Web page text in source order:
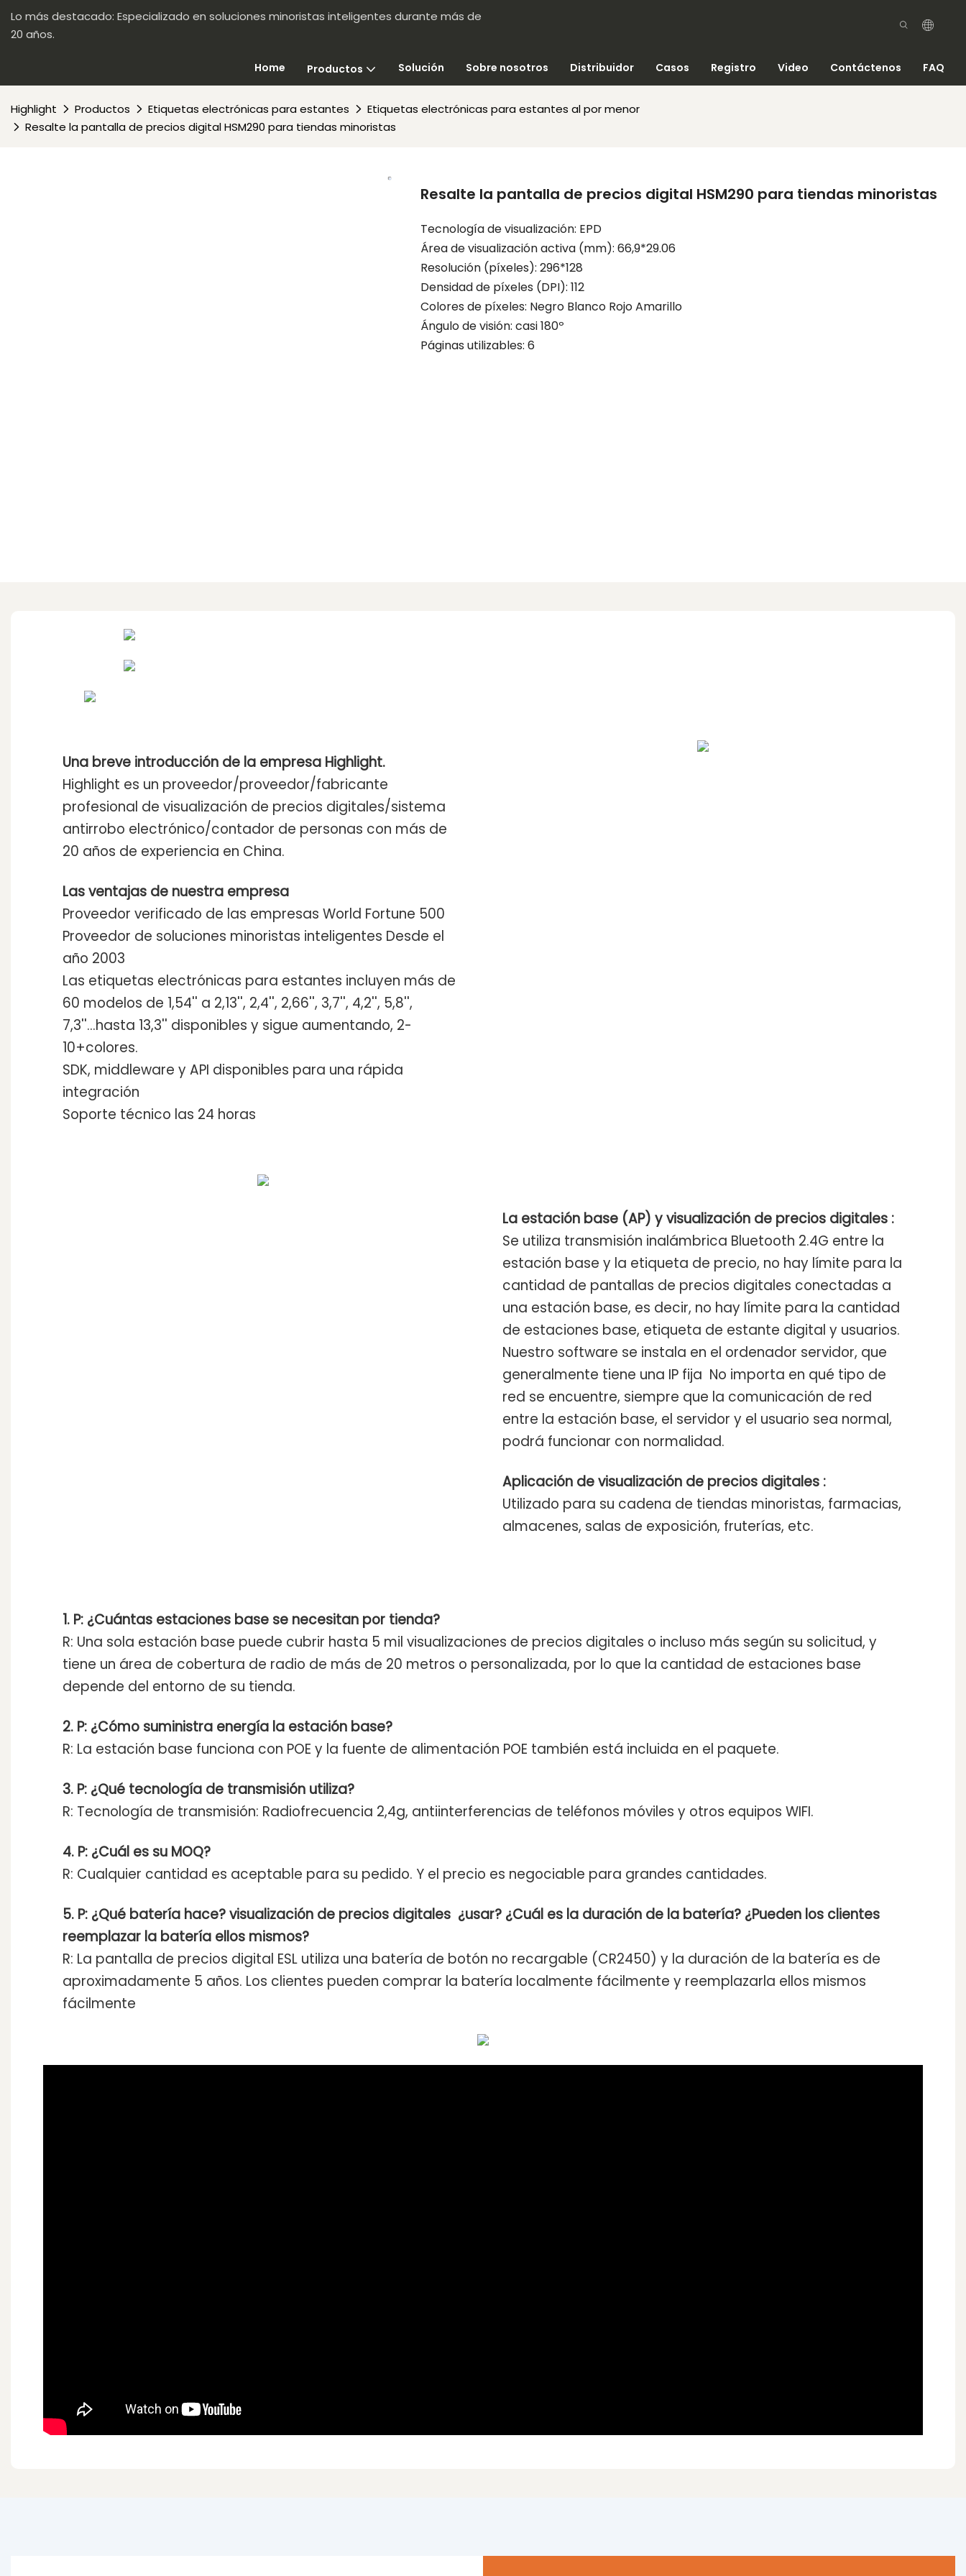
Lo más destacado: Especializado en soluciones minoristas inteligentes durante más de
20 años.
Home Productos Solución Sobre nosotros Distribuidor Casos Registro Video Contáctenos FAQ
Highlight Productos Etiquetas electrónicas para estantes
Etiquetas electrónicas para estantes al por menor
Resalte la pantalla de precios digital HSM290 para tiendas minoristas
Resalte la pantalla de precios digital HSM290 para tiendas minoristas
Tecnología de visualización: EPD
Área de visualización activa (mm): 66,9*29.06
Resolución (píxeles): 296*128
Densidad de píxeles (DPI): 112
Colores de píxeles: Negro Blanco Rojo Amarillo
Ángulo de visión: casi 180º
Páginas utilizables: 6
Una breve introducción de la empresa Highlight.
Highlight es un proveedor/proveedor/fabricante
profesional de visualización de precios digitales/sistema
antirrobo electrónico/contador de personas con más de
20 años de experiencia en China.
Las ventajas de nuestra empresa
Proveedor verificado de las empresas World Fortune 500
Proveedor de soluciones minoristas inteligentes Desde el
año 2003
Las etiquetas electrónicas para estantes incluyen más de
60 modelos de 1,54'' a 2,13'', 2,4'', 2,66'', 3,7'', 4,2'', 5,8'',
7,3''...hasta 13,3'' disponibles y sigue aumentando, 2-
10+colores.
SDK, middleware y API disponibles para una rápida
integración
Soporte técnico las 24 horas
La estación base (AP) yvisualización de precios digitales :
Se utiliza transmisión inalámbrica Bluetooth 2.4G entre la
estación base y la etiqueta de precio, no hay límite para la
cantidad de pantallas de precios digitales conectadas a
una estación base, es decir, no hay límite para la cantidad
de estaciones base, etiqueta de estante digital y usuarios.
Nuestro software se instala en el ordenador servidor, que
generalmente tiene una IP fija No importa en qué tipo de
red se encuentre, siempre que la comunicación de red
entre la estación base, el servidor y el usuario sea normal,
podrá funcionar con normalidad.
Aplicación devisualización de precios digitales :
Utilizado para su cadena de tiendas minoristas, farmacias,
almacenes, salas de exposición, fruterías, etc.
1. P: ¿Cuántas estaciones base se necesitan por tienda?
R: Una sola estación base puede cubrir hasta 5 mil visualizaciones de precios digitales o incluso más según su solicitud, y
tiene un área de cobertura de radio de más de 20 metros o personalizada, por lo que la cantidad de estaciones base
depende del entorno de su tienda.
2. P: ¿Cómo suministra energía la estación base?
R: La estación base funciona con POE y la fuente de alimentación POE también está incluida en el paquete.
3. P: ¿Qué tecnología de transmisión utiliza?
R: Tecnología de transmisión: Radiofrecuencia 2,4g, antiinterferencias de teléfonos móviles y otros equipos WIFI.
4. P: ¿Cuál es su MOQ?
R: Cualquier cantidad es aceptable para su pedido. Y el precio es negociable para grandes cantidades.
5. P: ¿Qué batería hace?visualización de precios digitales ¿usar? ¿Cuál es la duración de la batería? ¿Pueden los clientes
reemplazar la batería ellos mismos?
R: La pantalla de precios digital ESL utiliza una batería de botón no recargable (CR2450) y la duración de la batería es de
aproximadamente 5 años. Los clientes pueden comprar la batería localmente fácilmente y reemplazarla ellos mismos
fácilmente